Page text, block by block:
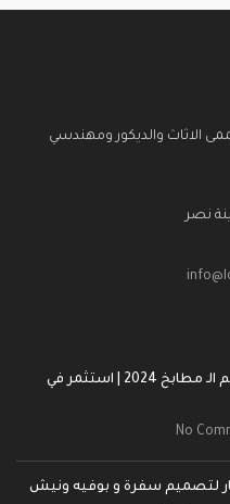
الاثاث والديكور ومهندسي
أفكار مبتكرة لتصميم الـ مطابخ 2024 | استثمر في
No